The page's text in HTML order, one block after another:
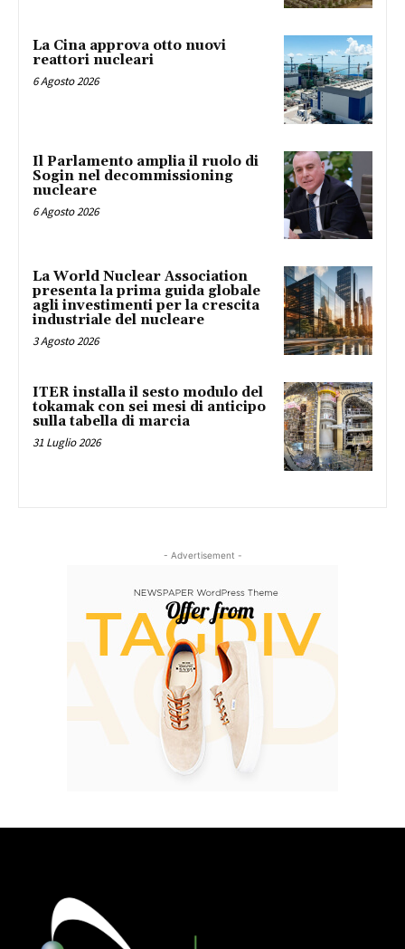
La Cina approva otto nuovi
reattori nucleari
6 Agosto 2026
Il Parlamento amplia il ruolo di
Sogin nel decommissioning
nucleare
6 Agosto 2026
La World Nuclear Association
presenta la prima guida globale
agli investimenti per la crescita
industriale del nucleare
3 Agosto 2026
ITER installa il sesto modulo del
tokamak con sei mesi di anticipo
sulla tabella di marcia
31 Luglio 2026
- Advertisement -